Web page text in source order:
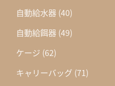
自動給水器 (40)
自動給餌器 (49)
ケージ (62)
キャリーバッグ (71)